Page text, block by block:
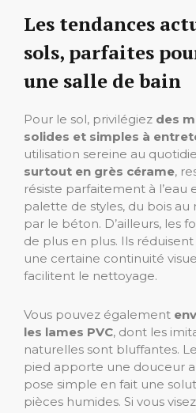
Les tendances
sols, parfaites
une salle de bain
Pour le sol, privilégiez des
solides et simples à
utilisation sereine au
surtout en grès cérame,
résiste parfaitement à
palette de styles, du bois
par le béton. D’ailleurs, les
de plus en plus. Ils
une certaine continuité
facilitent le nettoyage.
Vous pouvez également
les lames PVC, dont les
naturelles sont bluffantes.
pied apporte une douceur
pose simple en fait une
pièces humides. Si vous